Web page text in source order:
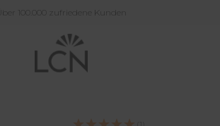
Über 100.000 zufriedene Kunden